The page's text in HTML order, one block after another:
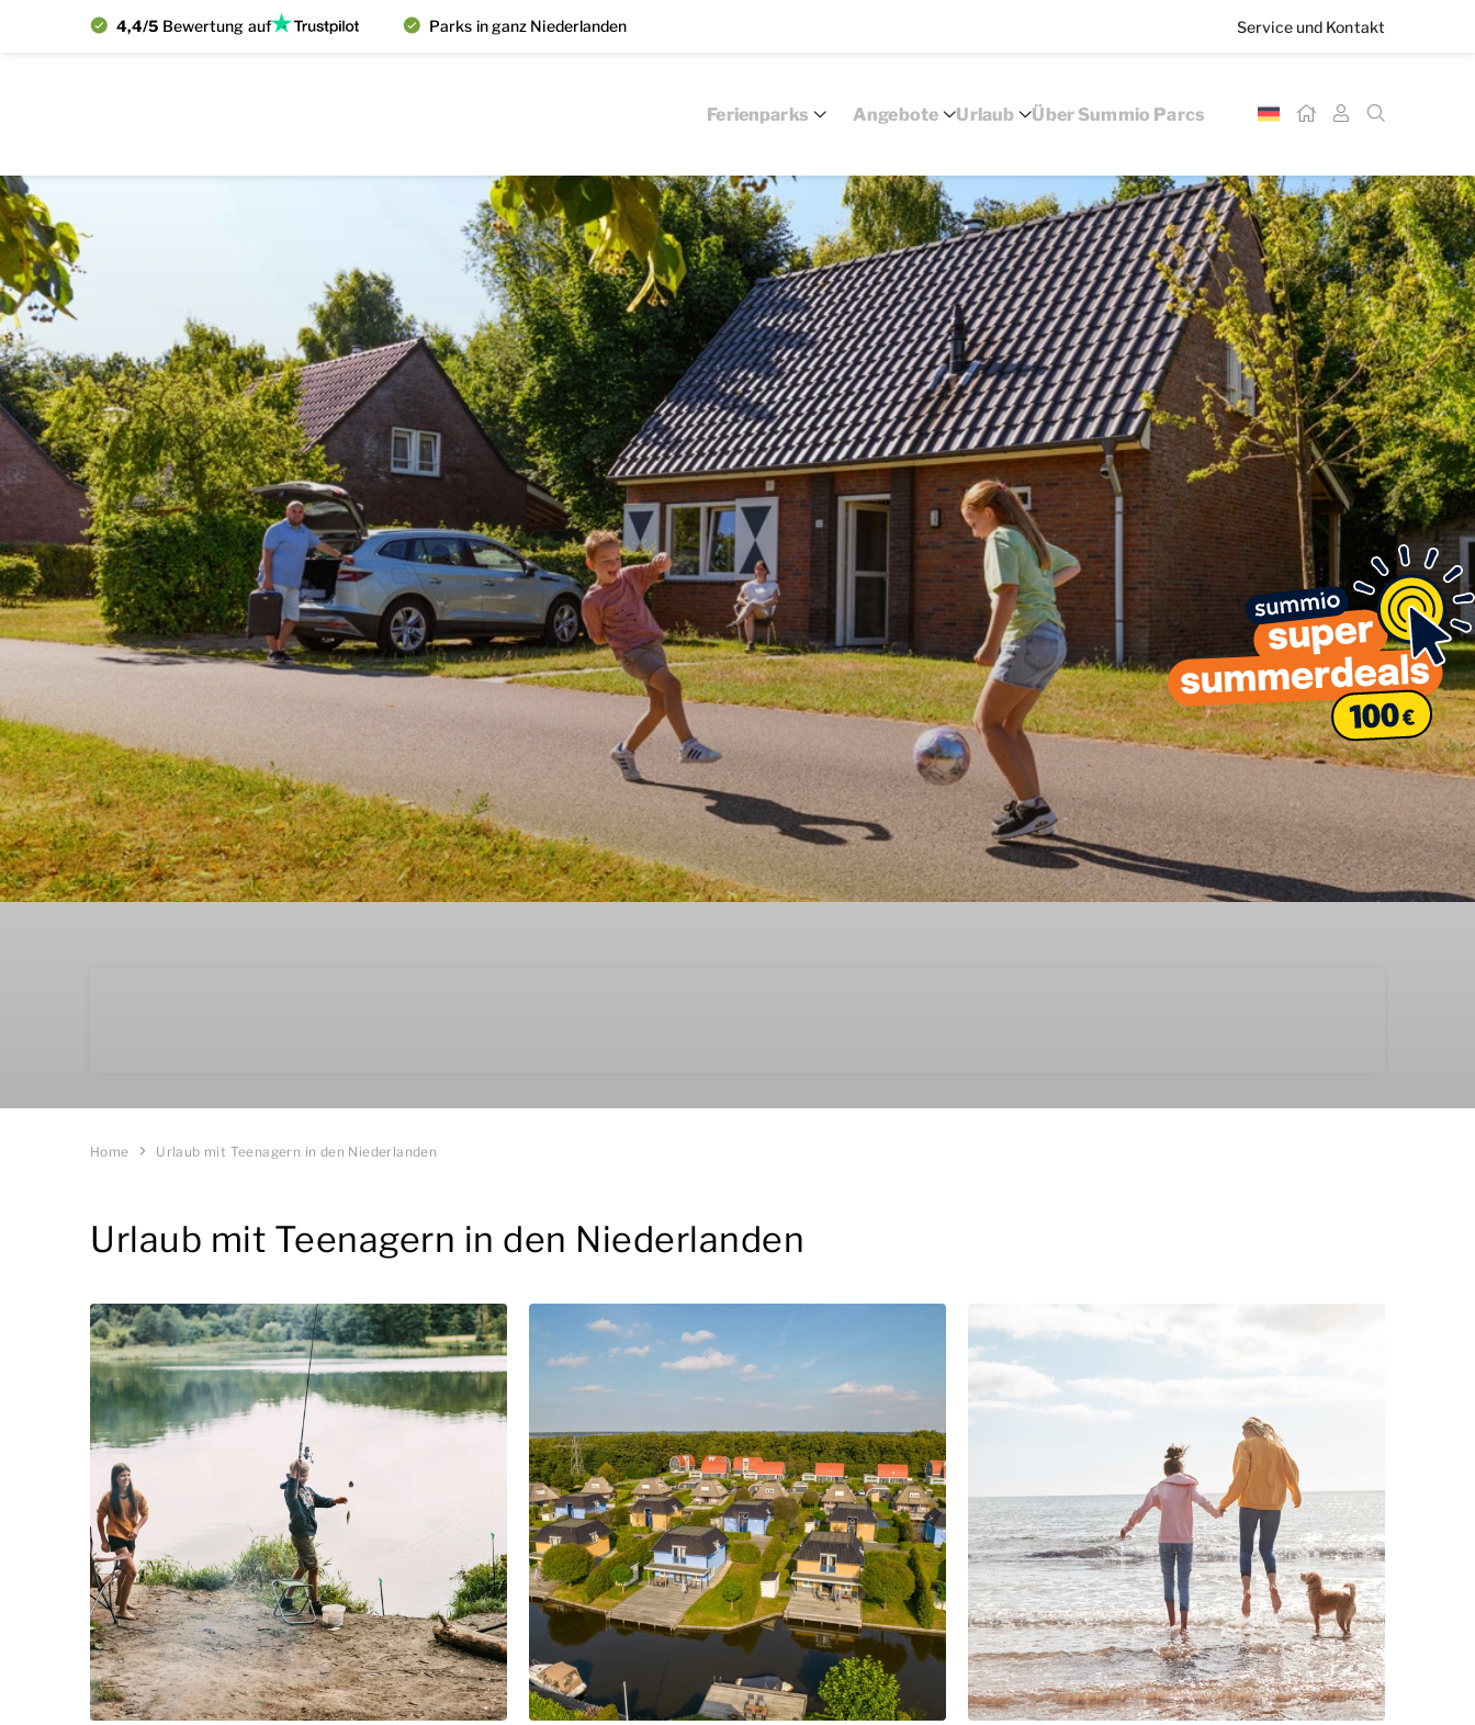
4,4/5 Bewertung auf Parks in ganz Niederlanden Service und Kontakt
Ferienparks Angebote Urlaub Über Summio Parcs
Home Urlaub mit Teenagern in den Niederlanden
Urlaub mit Teenagern in den Niederlanden